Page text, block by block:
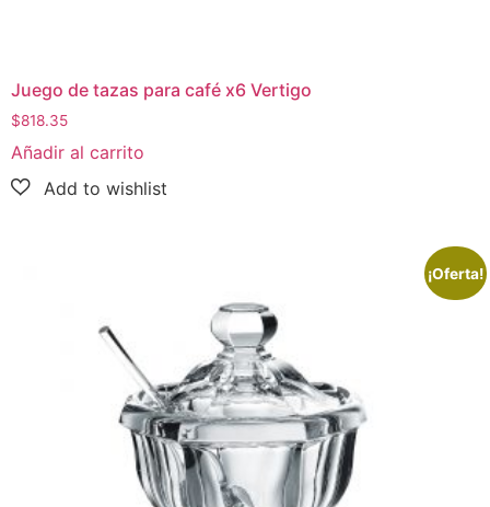
Juego de tazas para café x6 Vertigo
$818.35
Añadir al carrito
¡Oferta!